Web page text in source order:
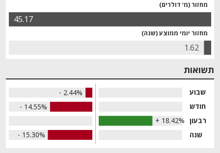
45.17
1.62
מחזור יומי ממוצע (שנה)
מחזור (מ׳ דולרים)
תשואות
- 2.44%
- 14.55%
+ 18.42%
- 15.30% שנה
רבעון
חודש
שבוע